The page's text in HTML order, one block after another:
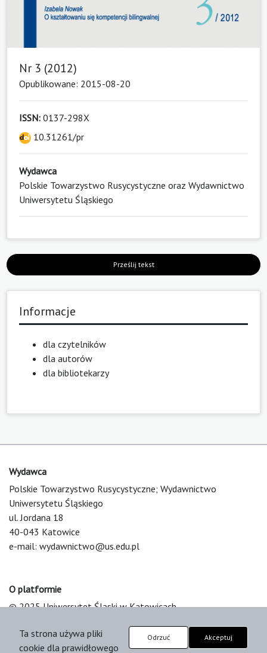
Nr 3 (2012)
Opublikowane: 2015-08-20
ISSN: 0137-298X
10.31261/pr
Wydawca
Polskie Towarzystwo Rusycystyczne oraz Wydawnictwo
Uniwersytetu Śląskiego
Prześlij tekst
Informacje
dla czytelników
dla autorów
dla bibliotekarzy
Wydawca
Polskie Towarzystwo Rusycystyczne; Wydawnictwo
Uniwersytetu Śląskiego
ul. Jordana 18
40-043 Katowice
e-mail: wydawnictwo@us.edu.pl
O platformie
© 2025 Uniwersytet Śląski w Katowicach
Platform & Workflow by OJS/PKP
Ta strona używa pliki
cookie dla prawidłowego
Odrzuć Akceptuj